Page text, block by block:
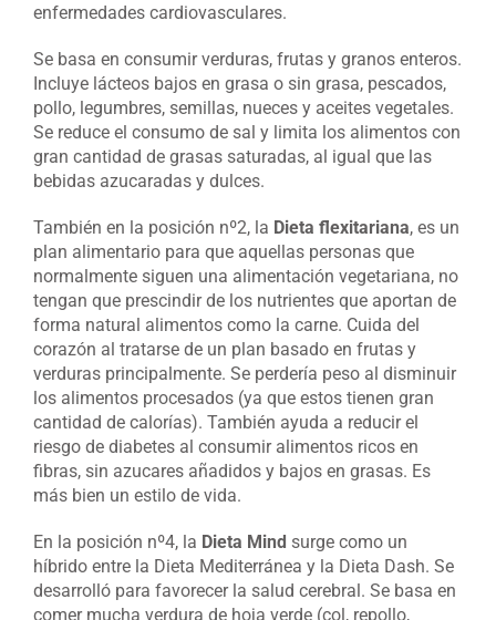
enfermedades cardiovasculares.
Se basa en consumir verduras, frutas y granos enteros.
Incluye lácteos bajos en grasa o sin grasa, pescados,
pollo, legumbres, semillas, nueces y aceites vegetales.
Se reduce el consumo de sal y limita los alimentos con
gran cantidad de grasas saturadas, al igual que las
bebidas azucaradas y dulces.
También en la posición nº2, la Dieta flexitariana, es un
plan alimentario para que aquellas personas que
normalmente siguen una alimentación vegetariana, no
tengan que prescindir de los nutrientes que aportan de
forma natural alimentos como la carne. Cuida del
corazón al tratarse de un plan basado en frutas y
verduras principalmente. Se perdería peso al disminuir
los alimentos procesados (ya que estos tienen gran
cantidad de calorías). También ayuda a reducir el
riesgo de diabetes al consumir alimentos ricos en
fibras, sin azucares añadidos y bajos en grasas. Es
más bien un estilo de vida.
En la posición nº4, la Dieta Mind surge como un
híbrido entre la Dieta Mediterránea y la Dieta Dash. Se
desarrolló para favorecer la salud cerebral. Se basa en
comer mucha verdura de hoja verde (col, repollo,